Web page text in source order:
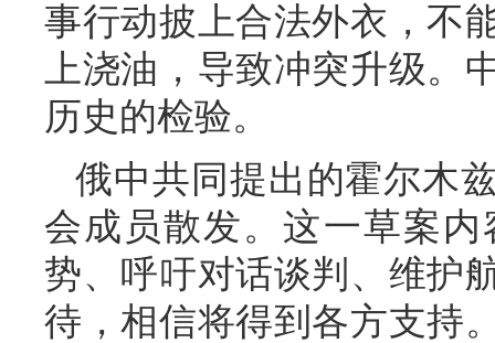
事行动披上合法外衣，不
上浇油，导致冲突升级。
历史的检验。
俄中共同提出的霍尔木
会成员散发。这一草案
势、呼吁对话谈判、维护
待，相信将得到各方支持